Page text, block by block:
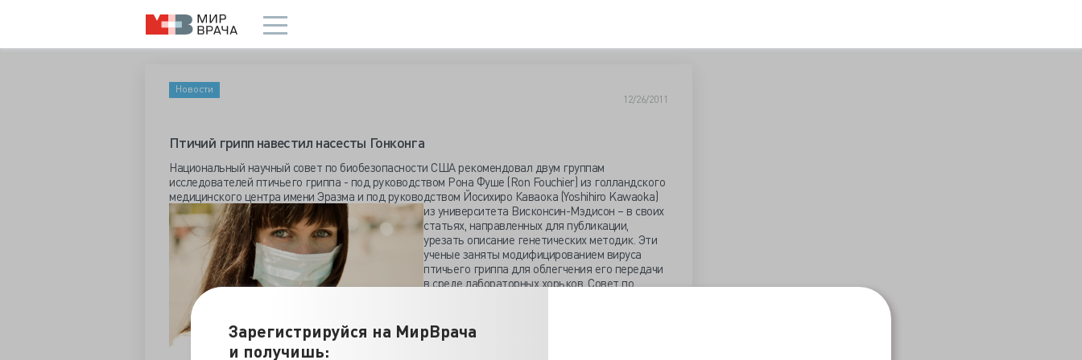
Зарегистрируйся на МирВрача
и получишь:
Новости
12/26/2011
Птичий грипп навестил насесты Гонконга
Национальный научный совет по биобезопасности США рекомендовал двум группам
исследователей птичьего гриппа - под руководством Рона Фуше (Ron Fouchier) из голландского
медицинского центра имени Эразма и под руководством Йосихиро Каваока (Yoshihiro Kawaoka)
из университета Висконсин-Мэдисон – в своих
статьях, направленных для публикации,
урезать описание генетических методик. Эти
ученые заняты модифицированием вируса
птичьего гриппа для облегчения его передачи
в среде лабораторных хорьков. Совет по
птичьего гриппа в значительно более опасный
вариант.